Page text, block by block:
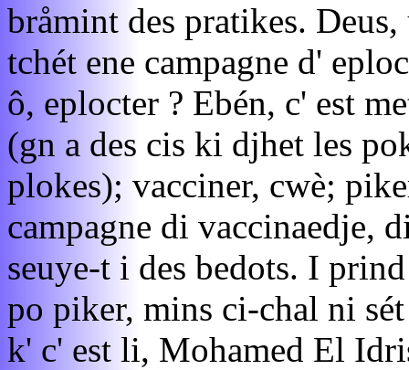
bråmint des pratikes.
tchét ene campagne d'
ô, eplocter ? Ebén, c' est
(gn a des cis ki djhet les
plokes); vacciner, cwè;
campagne di vaccinaedje,
seuye-t i des bedots. I
po piker, mins ci-chal ni
k' c' est li, Mohamed El